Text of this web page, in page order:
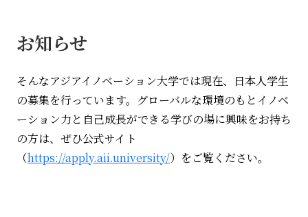
お知らせ
そんなアジアイノベーション大学では現在、日本人学生
の募集を行っています。グローバルな環境のもとイノベ
ーション力と自己成長ができる学びの場に興味をお持ち
の方は、ぜひ公式サイト
（https://apply.aii.university/）をご覧ください。